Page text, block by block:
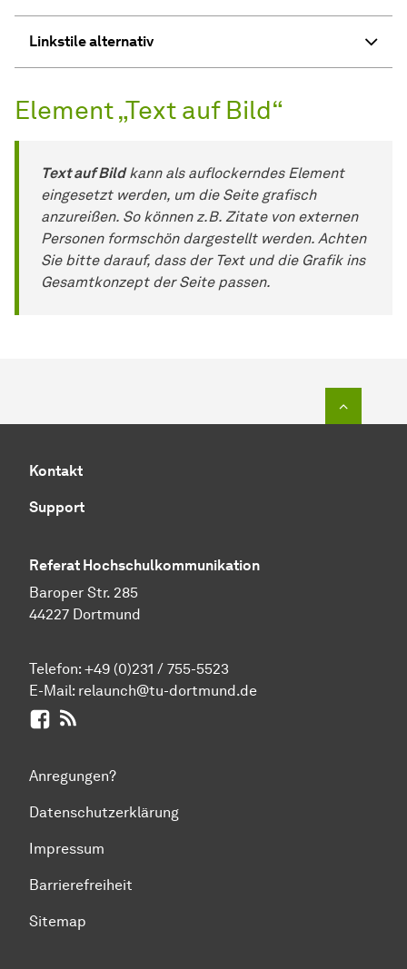
Linkstile alternativ
Element „Text auf Bild“
Text auf Bildkann als auflockerndes Element
eingesetzt werden, um die Seite grafisch
anzureißen. So können z.B. Zitate von externen
Personen formschön dargestellt werden. Achten
Sie bitte darauf, dass der Text und die Grafik ins
Gesamtkonzept der Seite passen.
Kontakt
Support
Referat Hochschulkommunikation
Baroper Str. 285
44227 Dortmund
Telefon: +49 (0)231 / 755-5523
E-Mail: relaunch@tu-dortmund.de
Facebook
Anregungen?
Datenschutzerklärung
Impressum
Barrierefreiheit
Sitemap